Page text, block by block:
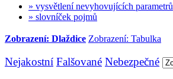
» vysvětlení nevyhovujících parametrů
» slovníček pojmů
Zobrazení: Dlaždice Zobrazení: Tabulka
Nejakostní Falšované Nebezpečné